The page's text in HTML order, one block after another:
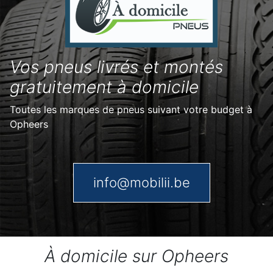
Vos pneus livrés et montés
gratuitement à domicile
Toutes les marques de pneus suivant votre budget à
Opheers
info@mobilii.be
À domicile sur Opheers